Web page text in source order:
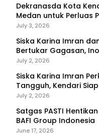
Dekranasda Kota
Medan untuk Perluas
Primadona
July 3, 2026
Siska Karina Imran
Bertukar Gagasan,
Fokus Diskusi
July 2, 2026
Siska Karina Imran
Tangguh, Kendari
dan Bencana
July 2, 2026
Satgas PASTI
BAFI Group Indonesia
June 17, 2026